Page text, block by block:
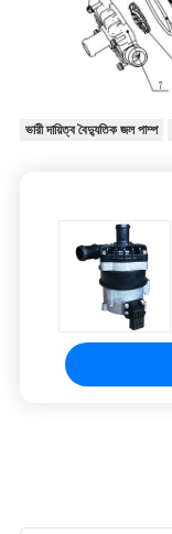
ভারী দায়িত্ব বৈদ্যুতিক জল পাম্প